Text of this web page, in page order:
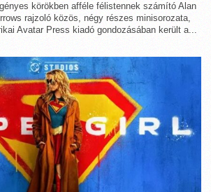
körökben afféle félistennek számító Alan
rajzoló közös, négy részes minisorozata,
Avatar Press kiadó gondozásában került a...